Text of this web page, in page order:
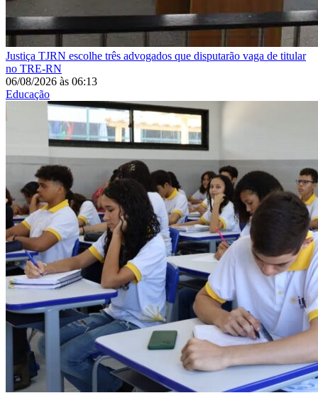
Justiça TJRN escolhe três advogados que disputarão vaga de titular
no TRE-RN
06/08/2026 às 06:13
Educação